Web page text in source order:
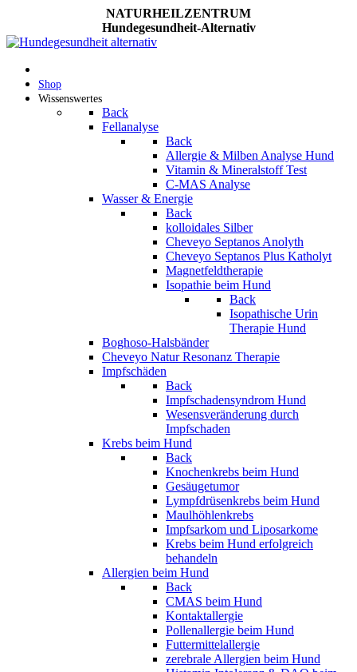
NATURHEILZENTRUM
Hundegesundheit-Alternativ
Shop
Wissenswertes
Back
Fellanalyse
Back
Allergie & Milben Analyse Hund
Vitamin & Mineralstoff Test
C-MAS Analyse
Wasser & Energie
Back
kolloidales Silber
Cheveyo Septanos Anolyth
Cheveyo Septanos Plus Katholyt
Magnetfeldtherapie
Isopathie beim Hund
Back
Isopathische Urin
Therapie Hund
Boghoso-Halsbänder
Cheveyo Natur Resonanz Therapie
Impfschäden
Back
Impfschadensyndrom Hund
Wesensveränderung durch
Impfschaden
Krebs beim Hund
Back
Knochenkrebs beim Hund
Gesäugetumor
Lympfdrüsenkrebs beim Hund
Maulhöhlenkrebs
Impfsarkom und Liposarkome
Krebs beim Hund erfolgreich
behandeln
Allergien beim Hund
Back
CMAS beim Hund
Kontaktallergie
Pollenallergie beim Hund
Futtermittelallergie
zerebrale Allergien beim Hund